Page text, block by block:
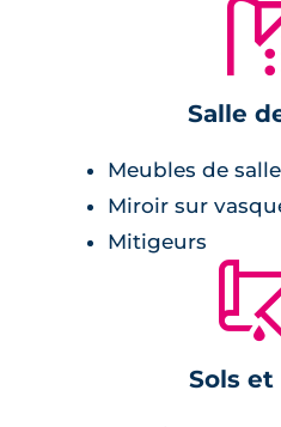
offrant des prestations
du carrelage 60 par 60,
résidence est équipée
réversible et d'une
Salle
Meubles de
Miroir sur
Mitigeurs
Sols